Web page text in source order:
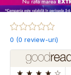
0 (0 review-uri)
★ ★ ★ ★ ☆